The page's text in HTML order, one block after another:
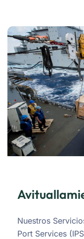
Nuestros
Port Services